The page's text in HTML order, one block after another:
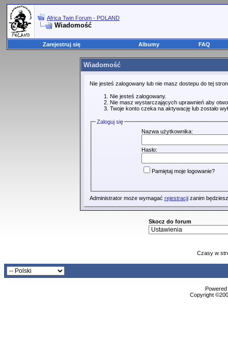
Africa Twin Forum - POLAND
Wiadomość
Zarejestruj się Albumy FAQ
Wiadomość
Nie jesteś zalogowany lub nie masz dostepu do tej
Nie jesteś zalogowany.
Nie masz wystarczających uprawnień aby
Twoje konto czeka na aktywację lub zostało
Zaloguj się
Nazwa użytkownika:
Hasło:
Pamiętaj moje logowanie?
Administrator może wymagać rejestracjizanim
Skocz do forum
Czasy w
Copyright